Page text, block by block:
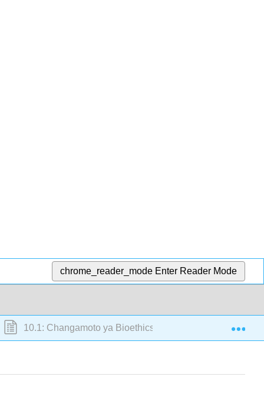
chrome_reader_mode Enter Reader Mode
10.1: Changamoto ya Bioethics